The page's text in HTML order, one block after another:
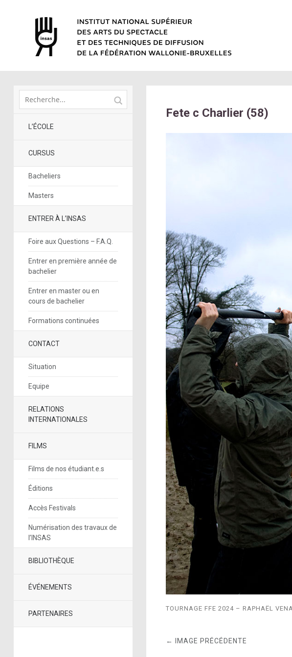
L’ÉCOLE
CURSUS
Bacheliers
Masters
ENTRER À L’INSAS
Foire aux Questions – F.A.Q.
Entrer en première année de
bachelier
Entrer en master ou en
cours de bachelier
Formations continuées
CONTACT
Situation
Equipe
RELATIONS
INTERNATIONALES
FILMS
Films de nos étudiant.e.s
Éditions
Accès Festivals
Numérisation des travaux de
l’INSAS
BIBLIOTHÈQUE
ÉVÉNEMENTS
PARTENAIRES
Fete c Charlier (58)
TOURNAGE FFE 2024 – RAPHAËL
← IMAGE PRÉCÉDENTE